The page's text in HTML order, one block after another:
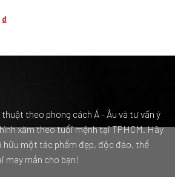
₫
thuật theo phong cách Á - Âu và tư vấn ý
xăm theo tuổi mệnh tại TPHCM. Hãy
hữu một tác phẩm đẹp, độc đáo, thể
may mắn cho bạn!